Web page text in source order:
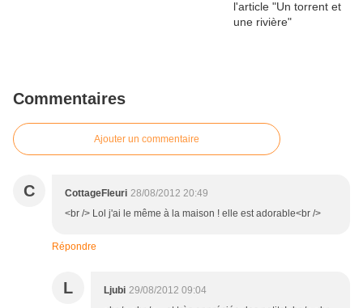
Commentaires
Ajouter un commentaire
C CottageFleuri 28/08/2012 20:49
<br /> Lol j'ai le même à la maison ! elle est adorable<br />
Répondre
L Ljubi 29/08/2012 09:04